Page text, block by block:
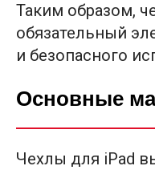
Таким образом,
обязательный
и безопасного
Основные
Чехлы для iPad